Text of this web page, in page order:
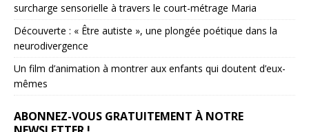
surcharge sensorielle à travers le court-métrage Maria
Découverte : « Être autiste », une plongée poétique dans la
neurodivergence
Un film d’animation à montrer aux enfants qui doutent d’eux-
mêmes
ABONNEZ-VOUS GRATUITEMENT À NOTRE